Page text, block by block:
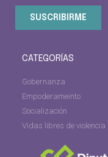
CATEGORÍAS
Gobernanza
Empoderameinto
Socialización
Vidas libres de violencia
SUSCRIBIRME